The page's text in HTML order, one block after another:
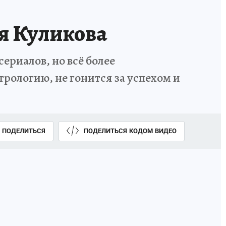
Куликова
но всё более
не гонится за успехом и
ПОДЕЛИТЬСЯ ПОДЕЛИТЬСЯ КОДОМ ВИДЕО